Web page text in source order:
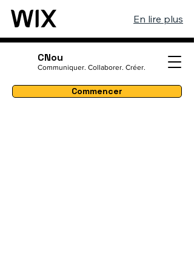
En lire plus